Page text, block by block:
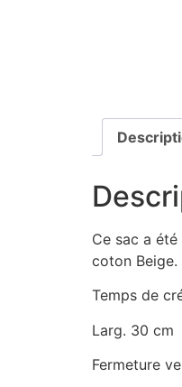
Ce sac a
coton Beige.
Temps de
Larg. 30 cm
Fermeture